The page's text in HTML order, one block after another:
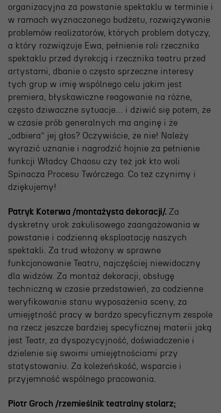
organizacyjna za powstanie spektaklu w terminie i
w ramach wyznaczonego budżetu, rozwiązywanie
problemów realizatorów, których problem dotyczy,
a który rozwiązuje Ewa, pełnienie roli rzecznika
spektaklu przed dyrekcją i rzecznika teatru przed
artystami, dbanie o często sprzeczne interesy
tych grup w imię wspólnego celu jakim jest
premiera, błyskawiczne reagowanie na różne,
często dziwaczne sytuacje… i dziwić się potem, że
w czasie prób generalnych ma anginę i że
„odbiera” jej głos? Oczywiście, że nie! Należy
wyrazić uznanie i nagrodzić hojnie za pełnienie
funkcji Władcy Chaosu czy też jak kto woli
Spinacza Procesu Twórczego. Co też czynimy i
dziękujemy!
Patryk Koterwa /montażysta dekoracji/. Za
dyskretny urok zakulisowego zaangażowania w
powstanie i codzienną eksploatację naszych
spektakli. Za trud włożony w sprawne
funkcjonowanie Teatru, najczęściej niewidoczny
dla widzów. Za montaż dekoracji, obsługę
techniczną w czasie przedstawień, za codzienne
weryfikowanie stanu wyposażenia sceny, za
umiejętność pracy w bardzo specyficznym zespole
na rzecz jeszcze bardziej specyficznej materii jaką
jest Teatr, za dyspozycyjność, doświadczenie i
dzielenie się swoimi umiejętnościami przy
statystowaniu. Za koleżeńskość, wsparcie i
przyjemność wspólnego pracowania.
Piotr Groch /rzemieślnik teatralny stolarz;